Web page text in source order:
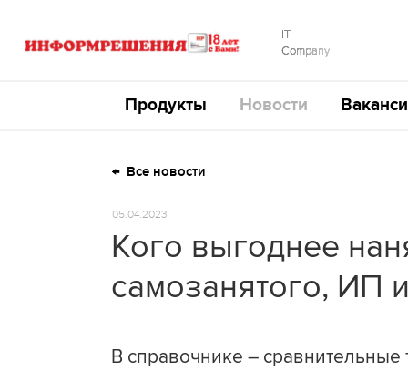
IT
Company
Продукты Новости
Все новости
05.04.2023
Кого выгоднее
самозанятого, ИП
В справочнике – сравнительные